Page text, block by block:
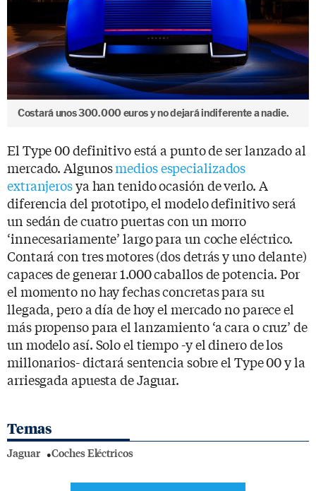
Costará unos 300.000 euros y no dejará indiferente a nadie.
El Type 00 definitivo está a punto de ser lanzado al
mercado. Algunosmedios especializados
extranjerosya han tenido ocasión de verlo. A
diferencia del prototipo, el modelo definitivo será
un sedán de cuatro puertas con un morro
‘innecesariamente’ largo para un coche eléctrico.
Contará con tres motores (dos detrás y uno delante)
capaces de generar 1.000 caballos de potencia. Por
el momento no hay fechas concretas para su
llegada, pero a día de hoy el mercado no parece el
más propenso para el lanzamiento ‘a cara o cruz’ de
un modelo así. Solo el tiempo -y el dinero de los
millonarios- dictará sentencia sobre el Type 00 y la
arriesgada apuesta de Jaguar.
Temas
Jaguar Coches Eléctricos